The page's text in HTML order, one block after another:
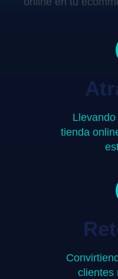
tienda
clientes